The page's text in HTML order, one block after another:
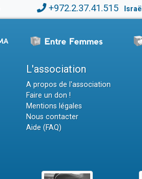
+972.2.37.41.515 Israël
L'association
A propos de l'association
Faire un don !
Mentions légales
Nous contacter
Aide (FAQ)